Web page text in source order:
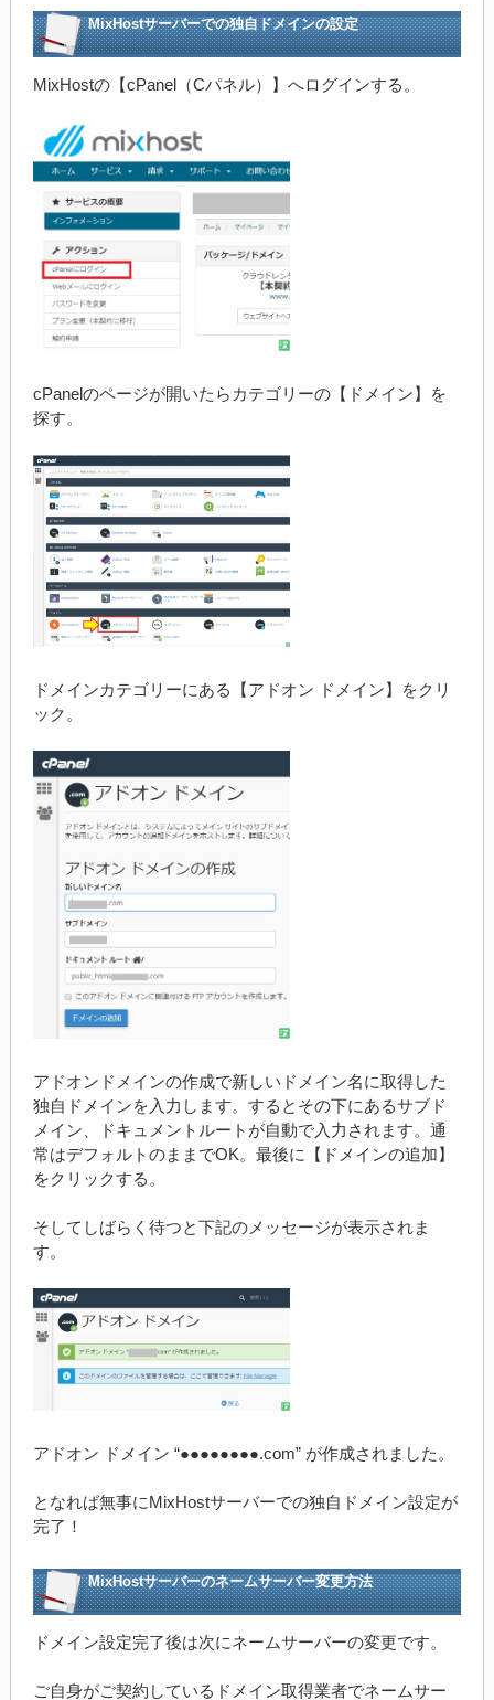
MixHostサーバーでの独自ドメインの設定
MixHostの【cPanel（Cパネル）】へログインする。
cPanelのページが開いたらカテゴリーの【ドメイン】を
探す。
ドメインカテゴリーにある【アドオン ドメイン】をクリ
ック。
アドオンドメインの作成で新しいドメイン名に取得した
独自ドメインを入力します。するとその下にあるサブド
メイン、ドキュメントルートが自動で入力されます。通
常はデフォルトのままでOK。最後に【ドメインの追加】
をクリックする。
そしてしばらく待つと下記のメッセージが表示されま
す。
アドオン ドメイン “●●●●●●●●.com” が作成されました。
となれば無事にMixHostサーバーでの独自ドメイン設定が
完了！
MixHostサーバーのネームサーバー変更方法
ドメイン設定完了後は次にネームサーバーの変更です。
ご自身がご契約しているドメイン取得業者でネームサー